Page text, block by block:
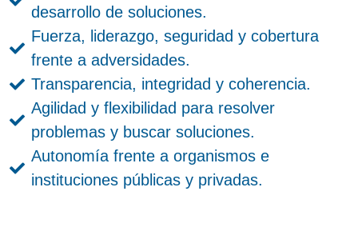
desarrollo de soluciones.
Fuerza, liderazgo, seguridad y cobertura
frente a adversidades.
Transparencia, integridad y coherencia.
Agilidad y flexibilidad para resolver
problemas y buscar soluciones.
Autonomía frente a organismos e
instituciones públicas y privadas.